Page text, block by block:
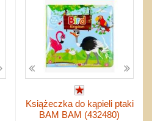
Książeczka do kąpieli ptaki
BAM BAM (432480)